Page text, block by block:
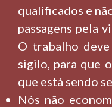
qualificados e
passagens pela
O trabalho
sigilo, para que
que está sendo
Nós não